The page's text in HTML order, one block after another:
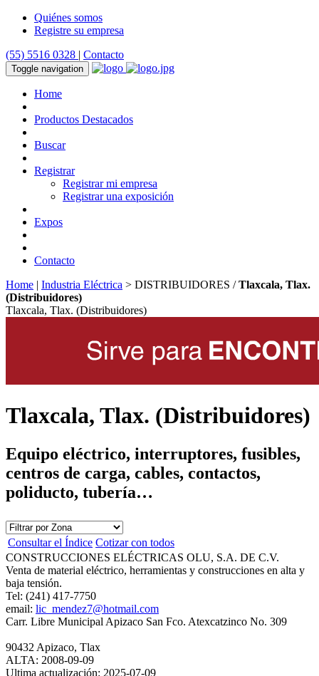
Quiénes somos
Registre su empresa
(55) 5516 0328 | Contacto
Toggle navigation
Home
Productos Destacados
Buscar
Registrar
Registrar mi empresa
Registrar una exposición
Expos
Contacto
Home | Industria Eléctrica > DISTRIBUIDORES /Tlaxcala, Tlax.
(Distribuidores)
Tlaxcala, Tlax. (Distribuidores)
Tlaxcala, Tlax. (Distribuidores)
Equipo eléctrico, interruptores, fusibles,
centros de carga, cables, contactos,
poliducto, tubería…
Consultar el Índice Cotizar con todos
CONSTRUCCIONES ELÉCTRICAS OLU, S.A. DE C.V.
Venta de material eléctrico, herramientas y construcciones en alta y
baja tensión.
Tel: (241) 417-7750
email: lic_mendez7@hotmail.com
Carr. Libre Municipal Apizaco San Fco. Atexcatzinco No. 309
90432 Apizaco, Tlax
ALTA: 2008-09-09
Ultima actualización: 2025-07-09